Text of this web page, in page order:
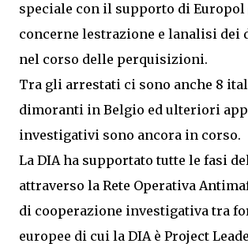
speciale con il supporto di Europol
concerne lestrazione e lanalisi dei
nel corso delle perquisizioni.
Tra gli arrestati ci sono anche 8
dimoranti in Belgio ed ulteriori
investigativi sono ancora in corso.
La DIA ha supportato tutte le fasi
attraverso la Rete Operativa
di cooperazione investigativa tra
europee di cui la DIA è Project